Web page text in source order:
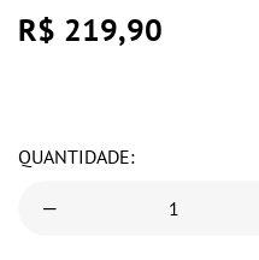
R$ 219,90
QUANTIDADE: